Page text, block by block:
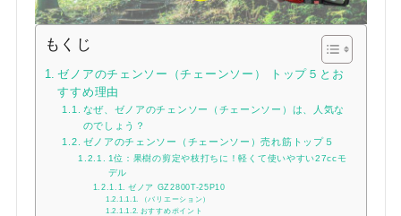
ブログ
利用ガイド
もくじ
ゼノアのチェンソー（チェーンソー） トップ５とお
すすめ理由
なぜ、ゼノアのチェンソー（チェーンソー）は、人気な
のでしょう？
ゼノアのチェンソー（チェーンソー）売れ筋トップ５
1位：果樹の剪定や枝打ちに！軽くて使いやすい27ccモ
デル
ゼノア GZ2800T-25P10
（バリエーション）
おすすめポイント